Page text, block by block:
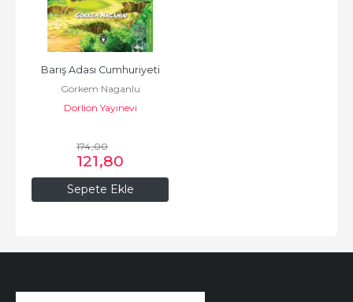
Sepete Ekle
Barış Adası Cumhuriyeti
Görkem Naganlu
Dorlion Yayınevi
174,00
121,80